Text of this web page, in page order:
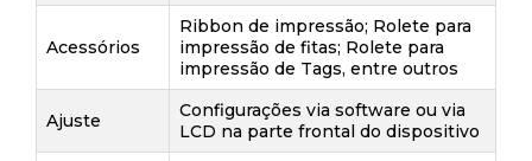
Acessórios
Ribbon de impressão; Rolete para
impressão de fitas; Rolete para
impressão de Tags, entre outros
Ajuste
Configurações via software ou via
LCD na parte frontal do dispositivo